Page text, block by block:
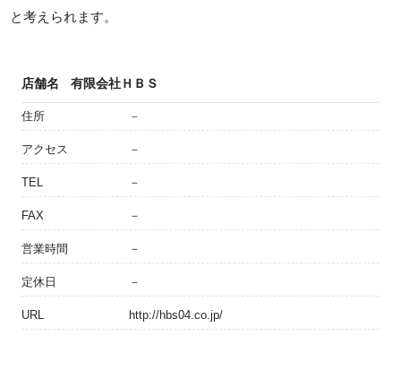
と考えられます。
店舗名 有限会社ＨＢＳ
住所 －
アクセス －
TEL －
FAX －
営業時間 －
定休日 －
URL http://hbs04.co.jp/